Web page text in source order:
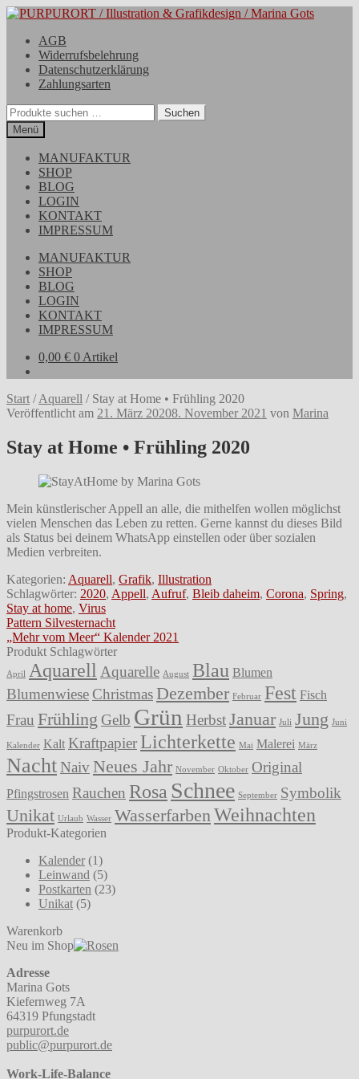
Zur
springen
Zum
springenAGB
Widerrufsbelehrung
Datenschutzerklärung
Zahlungsarten
Suchen
nach:
Suchen
Menü
MANUFAKTUR
SHOP
BLOG
LOGIN
KONTAKT
IMPRESSUM
MANUFAKTUR
SHOP
BLOG
LOGIN
KONTAKT
IMPRESSUM
0,00 € 0 Artikel
Start /Aquarell / Stay at Home • Frühling 2020
Veröffentlicht am 21. März 20208. November 2021 von Marina
Stay at Home • Frühling 2020
Mein künstlerischer Appell an alle, die mithelfen wollen möglichst
vielen Menschen das Leben zu retten. Gerne kannst du dieses Bild
als Status bei deinem WhatsApp einstellen oder über sozialen
Medien verbreiten.
Kategorien: Aquarell, Grafik, Illustration
Schlagwörter: 2020, Appell, Aufruf, Bleib daheim, Corona, Spring,
Stay at home, Virus
Beitragsnavigation
Vorheriger
Beitrag:
Pattern Silvesternacht
Nächster
Beitrag:
„Mehr vom Meer“ Kalender 2021
Produkt Schlagwörter
April Aquarell Aquarelle August Blau Blumen
Blumenwiese ChristmasDezember Februar Fest Fisch
Frau Frühling Gelb Grün HerbstJanuar Juli Jung Juni
Kalender Kalt Kraftpapier Lichterkette Mai Malerei März
NachtNaivNeues Jahr November Oktober Original
Pfingstrosen Rauchen Rosa Schnee September Symbolik
Unikat Urlaub Wasser Wasserfarben Weihnachten
Produkt-Kategorien
Kalender (1)
Leinwand (5)
Postkarten (23)
Unikat (5)
Warenkorb
Neu im Shop
Adresse
Marina Gots
Kiefernweg 7A
64319 Pfungstadt
purpurort.de
public@purpurort.de
Work-Life-Balance